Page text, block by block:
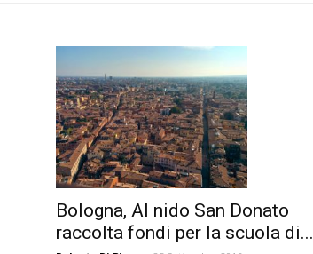
Bologna, Al nido San Donato
raccolta fondi per la scuola di...